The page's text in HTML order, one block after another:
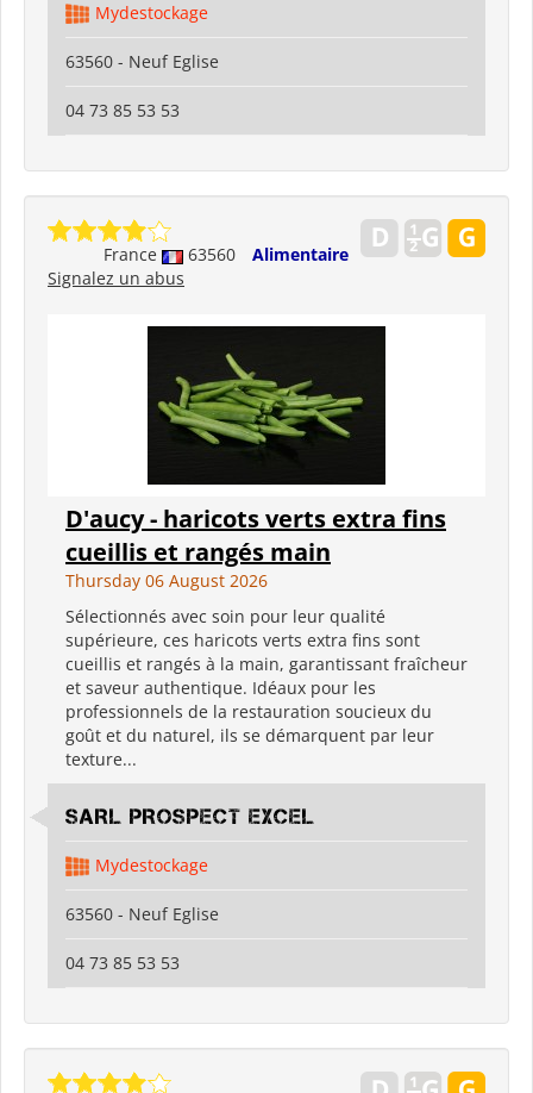
Mydestockage
63560 - Neuf Eglise
04 73 85 53 53
France 63560
Alimentaire
Signalez un abus
D'aucy - haricots verts extra fins
cueillis et rangés main
Thursday 06 August 2026
Sélectionnés avec soin pour leur qualité
supérieure, ces haricots verts extra fins sont
cueillis et rangés à la main, garantissant fraîcheur
et saveur authentique. Idéaux pour les
professionnels de la restauration soucieux du
goût et du naturel, ils se démarquent par leur
texture...
SARL PROSPECT EXCEL
Mydestockage
63560 - Neuf Eglise
04 73 85 53 53